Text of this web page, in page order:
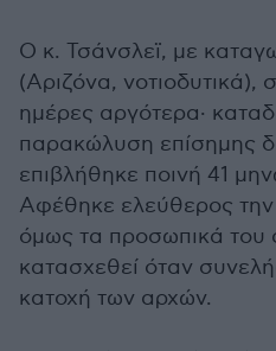
Ο κ. Τσάνσλεϊ, με
(Αριζόνα, νοτιοδυτικά),
ημέρες αργότερα·
παρακώλυση επίσημης
επιβλήθηκε ποινή 41
Αφέθηκε ελεύθερος την
όμως τα προσωπικά του
κατασχεθεί όταν
κατοχή των αρχών.